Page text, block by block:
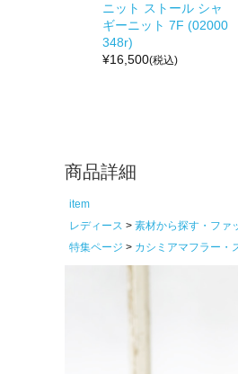
ニット ストール シャ
ギーニット 7F (02000
348r)
¥16,500(税込)
商品詳細
item
レディース
素材から探す・ファ
特集ページ
カシミアマフラー・